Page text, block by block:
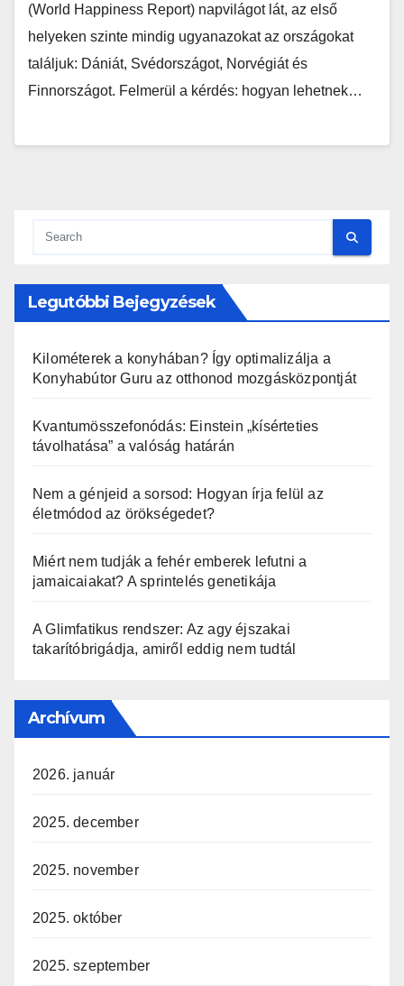
(World Happiness Report) napvilágot lát, az első
helyeken szinte mindig ugyanazokat az országokat
találjuk: Dániát, Svédországot, Norvégiát és
Finnországot. Felmerül a kérdés: hogyan lehetnek…
Legutóbbi Bejegyzések
Kilométerek a konyhában? Így optimalizálja a
Konyhabútor Guru az otthonod mozgásközpontját
Kvantumösszefonódás: Einstein „kísérteties
távolhatása” a valóság határán
Nem a génjeid a sorsod: Hogyan írja felül az
életmódod az örökségedet?
Miért nem tudják a fehér emberek lefutni a
jamaicaiakat? A sprintelés genetikája
A Glimfatikus rendszer: Az agy éjszakai
takarítóbrigádja, amiről eddig nem tudtál
Archívum
2026. január
2025. december
2025. november
2025. október
2025. szeptember